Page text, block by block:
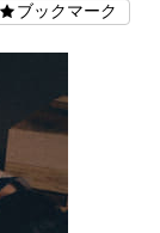
ブックマーク